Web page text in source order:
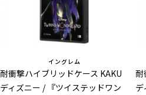
イングレム
耐衝撃ハイブリッドケース KAKU
ディズニー / 『ツイステッドワン
耐